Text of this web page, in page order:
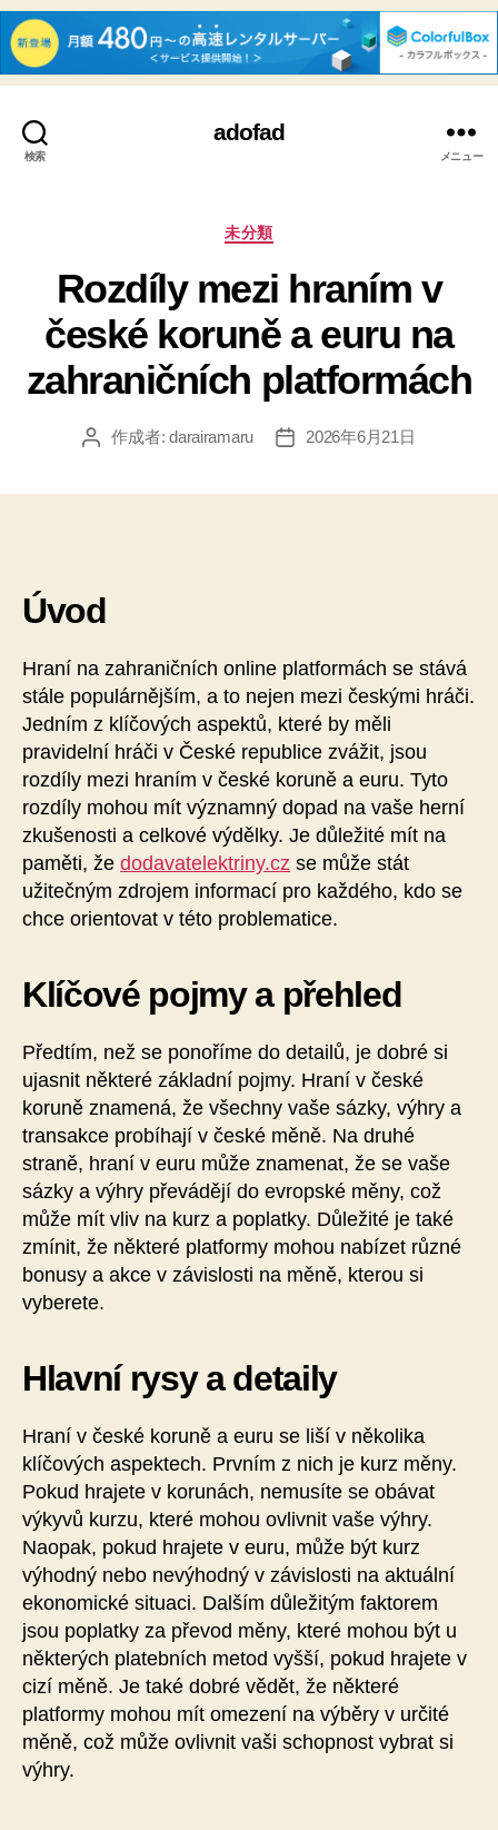
検索
adofad
メニュー
カ
ゴ
リ
ー
未分類
Rozdíly mezi hraním v
české koruně a euru na
zahraničních platformách
投
作成者:darairamaru
投
2026年6月21日
Úvod
Hraní na zahraničních online platformách se stává
stále populárnějším, a to nejen mezi českými hráči.
Jedním z klíčových aspektů, které by měli
pravidelní hráči v České republice zvážit, jsou
rozdíly mezi hraním v české koruně a euru. Tyto
rozdíly mohou mít významný dopad na vaše herní
zkušenosti a celkové výdělky. Je důležité mít na
paměti, že dodavatelektriny.cz se může stát
užitečným zdrojem informací pro každého, kdo se
chce orientovat v této problematice.
Klíčové pojmy a přehled
Předtím, než se ponoříme do detailů, je dobré si
ujasnit některé základní pojmy. Hraní v české
koruně znamená, že všechny vaše sázky, výhry a
transakce probíhají v české měně. Na druhé
straně, hraní v euru může znamenat, že se vaše
sázky a výhry převádějí do evropské měny, což
může mít vliv na kurz a poplatky. Důležité je také
zmínit, že některé platformy mohou nabízet různé
bonusy a akce v závislosti na měně, kterou si
vyberete.
Hlavní rysy a detaily
Hraní v české koruně a euru se liší v několika
klíčových aspektech. Prvním z nich je kurz měny.
Pokud hrajete v korunách, nemusíte se obávat
výkyvů kurzu, které mohou ovlivnit vaše výhry.
Naopak, pokud hrajete v euru, může být kurz
výhodný nebo nevýhodný v závislosti na aktuální
ekonomické situaci. Dalším důležitým faktorem
jsou poplatky za převod měny, které mohou být u
některých platebních metod vyšší, pokud hrajete v
cizí měně. Je také dobré vědět, že některé
platformy mohou mít omezení na výběry v určité
měně, což může ovlivnit vaši schopnost vybrat si
výhry.